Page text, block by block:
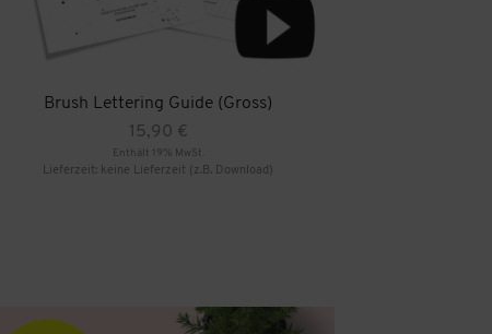
Brush Lettering Guide (Gross)
15,90 €
Enthält 19% MwSt.
Lieferzeit: keine Lieferzeit (z.B. Download)